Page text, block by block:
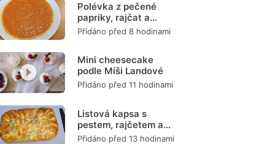
Polévka z pečené
papriky, rajčat a
mrkve
Přidáno před 8 hodinami
Mini cheesecake
podle Míši Landové
Přidáno před 11 hodinami
Listová kapsa s
pestem, rajčetem a
mozzarellou
Přidáno před 13 hodinami